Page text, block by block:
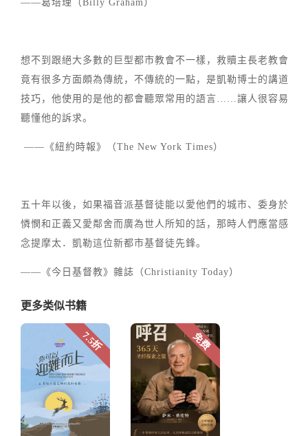
——葛培理（Billy Graham）
想不到跟絕大多數的巨型都市教會不一樣，救贖主長老教會
竟有很多方面頗為傳統，不傳統的一點，是凱勒博士的講道
技巧，他使用的是他的都會聽眾常用的語言……讓人很容易
聽懂他的訴求。
——《紐約時報》（The New York Times）
五十年以後，如果福音派基督徒能以愛他們的城市、委身於
憐憫和正義又愛鄰舍而廣為世人所知的話，那時人們應當感
念提摩太．凱勒這位新都市基督徒先鋒。
——《今日基督教》雜誌（Christianity Today）
更多类似书籍